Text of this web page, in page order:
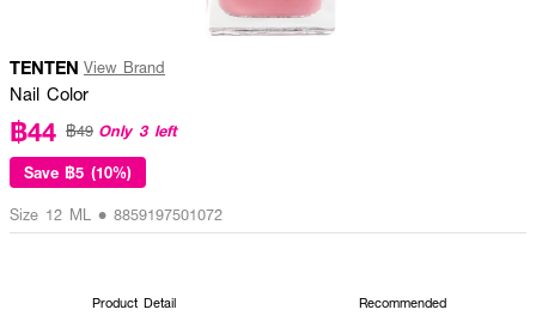
TENTEN View Brand
Nail Color
฿44 ฿49 Only 3 left
Save ฿5 (10%)
Size 12 ML • 8859197501072
Product Detail Recommended